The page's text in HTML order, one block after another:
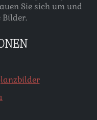
Sie sich um und
Bilder.